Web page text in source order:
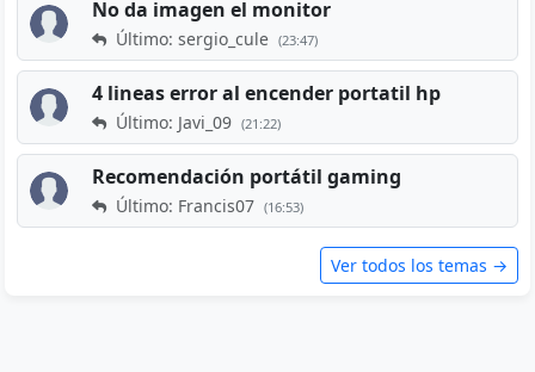
No da imagen el monitor
Último: sergio_cule (23:47)
4 lineas error al encender portatil hp
Último: Javi_09 (21:22)
Recomendación portátil gaming
Último: Francis07 (16:53)
Ver todos los temas →